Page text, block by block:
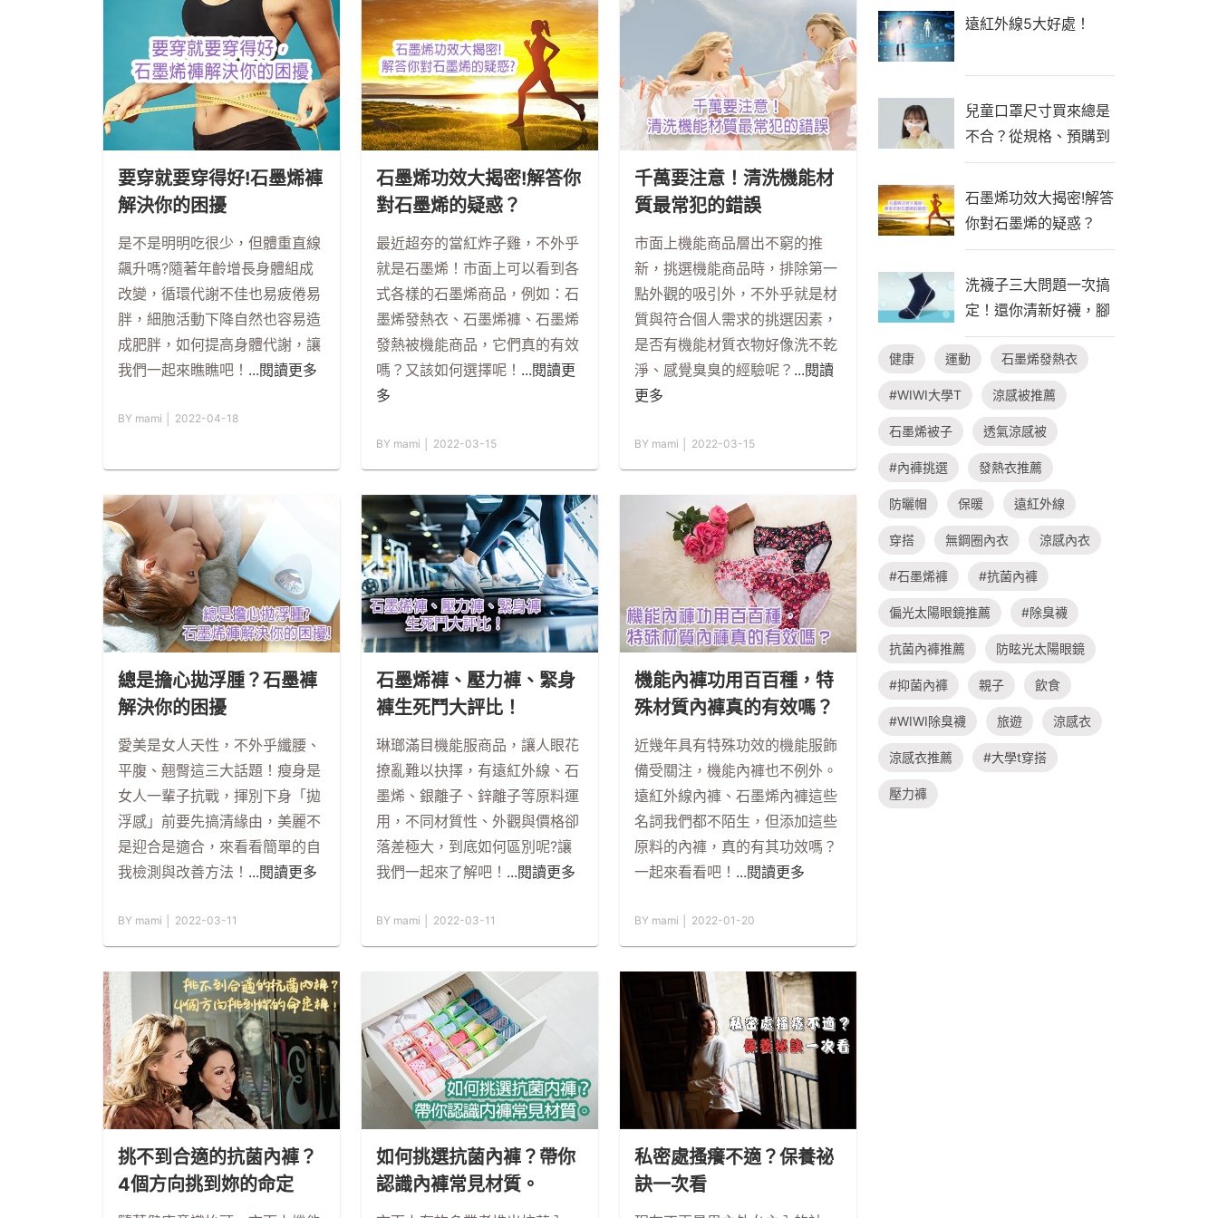
要穿就要穿得好!石墨烯褲
解決你的困擾
是不是明明吃很少，但體重直線
飆升嗎?隨著年齡增長身體組成
改變，循環代謝不佳也易疲倦易
胖，細胞活動下降自然也容易造
成肥胖，如何提高身體代謝，讓
我們一起來瞧瞧吧！ ...閱讀更多
BY mami │ 2022-04-18
石墨烯功效大揭密!解答你
對石墨烯的疑惑？
最近超夯的當紅炸子雞，不外乎
就是石墨烯！市面上可以看到各
式各樣的石墨烯商品，例如：石
墨烯發熱衣、石墨烯褲、石墨烯
發熱被機能商品，它們真的有效
嗎？又該如何選擇呢！ ...閱讀更
多
BY mami │ 2022-03-15
千萬要注意！清洗機能材
質最常犯的錯誤
市面上機能商品層出不窮的推
新，挑選機能商品時，排除第一
點外觀的吸引外，不外乎就是材
質與符合個人需求的挑選因素，
是否有機能材質衣物好像洗不乾
淨、感覺臭臭的經驗呢？ ...閱讀
更多
BY mami │ 2022-03-15
總是擔心拋浮腫？石墨褲
解決你的困擾
愛美是女人天性，不外乎纖腰、
平腹、翹臀這三大話題！瘦身是
女人一輩子抗戰，揮別下身「拋
浮感」前要先搞清緣由，美麗不
是迎合是適合，來看看簡單的自
我檢測與改善方法！ ...閱讀更多
BY mami │ 2022-03-11
石墨烯褲、壓力褲、緊身
褲生死鬥大評比！
琳瑯滿目機能服商品，讓人眼花
撩亂難以抉擇，有遠紅外線、石
墨烯、銀離子、鋅離子等原料運
用，不同材質性、外觀與價格卻
落差極大，到底如何區別呢?讓
我們一起來了解吧！ ...閱讀更多
BY mami │ 2022-03-11
機能內褲功用百百種，特
殊材質內褲真的有效嗎？
近幾年具有特殊功效的機能服飾
備受關注，機能內褲也不例外。
遠紅外線內褲、石墨烯內褲這些
名詞我們都不陌生，但添加這些
原料的內褲，真的有其功效嗎？
一起來看看吧！ ...閱讀更多
BY mami │ 2022-01-20
挑不到合適的抗菌內褲？
4個方向挑到妳的命定
褲！
如何挑選抗菌內褲？帶你
認識內褲常見材質。
私密處搔癢不適？保養祕
訣一次看
遠紅外線5大好處！
兒童口罩尺寸買來總是
不合？從規格、預購到
自製一次看懂！
石墨烯功效大揭密!解答
你對石墨烯的疑惑？
洗襪子三大問題一次搞
定！還你清新好襪，腳
臭不隨行
健康 運動 石墨烯發熱衣
#WIWI大學T 涼感被推薦
石墨烯被子 透氣涼感被
#內褲挑選 發熱衣推薦
防曬帽 保暖 遠紅外線
穿搭 無鋼圈內衣 涼感內衣
#石墨烯褲 #抗菌內褲
偏光太陽眼鏡推薦 #除臭襪
抗菌內褲推薦 防眩光太陽眼鏡
#抑菌內褲 親子 飲食
#WIWI除臭襪 旅遊 涼感衣
涼感衣推薦 #大學t穿搭
壓力褲